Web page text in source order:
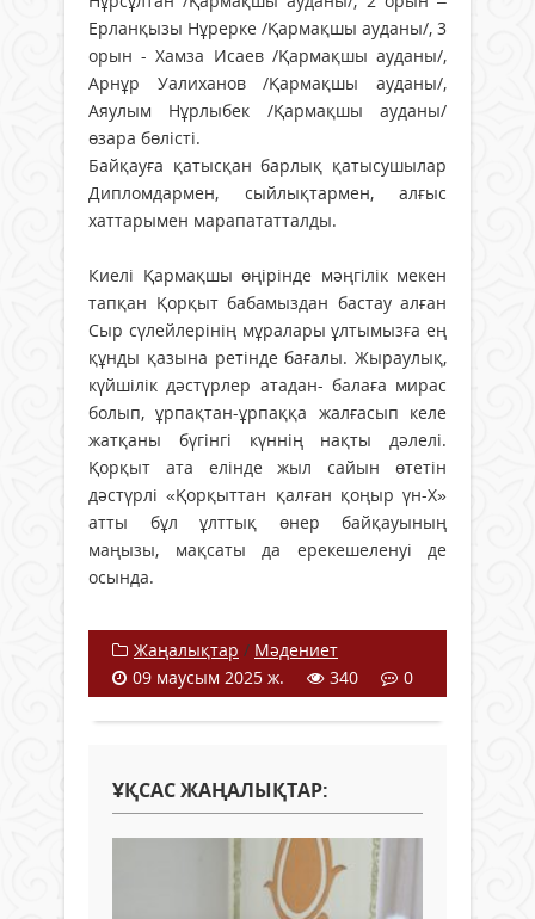
Ерланқызы Нұрерке /Қармақшы ауданы/, 3
орын - Хамза Исаев /Қармақшы ауданы/,
Арнұр Уалиханов /Қармақшы ауданы/,
Аяулым Нұрлыбек /Қармақшы ауданы/
өзара бөлісті.
Байқауға қатысқан барлық қатысушылар
Дипломдармен, сыйлықтармен, алғыс
хаттарымен марапататталды.
Киелі Қармақшы өңірінде мәңгілік мекен
тапқан Қорқыт бабамыздан бастау алған
Сыр сүлейлерінің мұралары ұлтымызға ең
құнды қазына ретінде бағалы. Жыраулық,
күйшілік дәстүрлер атадан- балаға мирас
болып, ұрпақтан-ұрпаққа жалғасып келе
жатқаны бүгінгі күннің нақты дәлелі.
Қорқыт ата елінде жыл сайын өтетін
дәстүрлі «Қорқыттан қалған қоңыр үн-Х»
атты бұл ұлттық өнер байқауының
маңызы, мақсаты да ерекешеленуі де
осында.
Жаңалықтар / Мәдениет
09 маусым 2025 ж.
340 0
ҰҚСАС ЖАҢАЛЫҚТАР: